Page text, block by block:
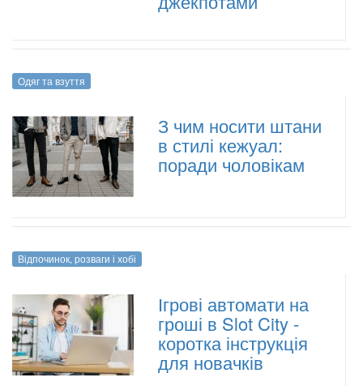
Одяг та взуття
З чим носити штани
в стилі кежуал:
поради чоловікам
Відпочинок, розваги і хобі
Ігрові автомати на
гроші в Slot City -
коротка інструкція
для новачків